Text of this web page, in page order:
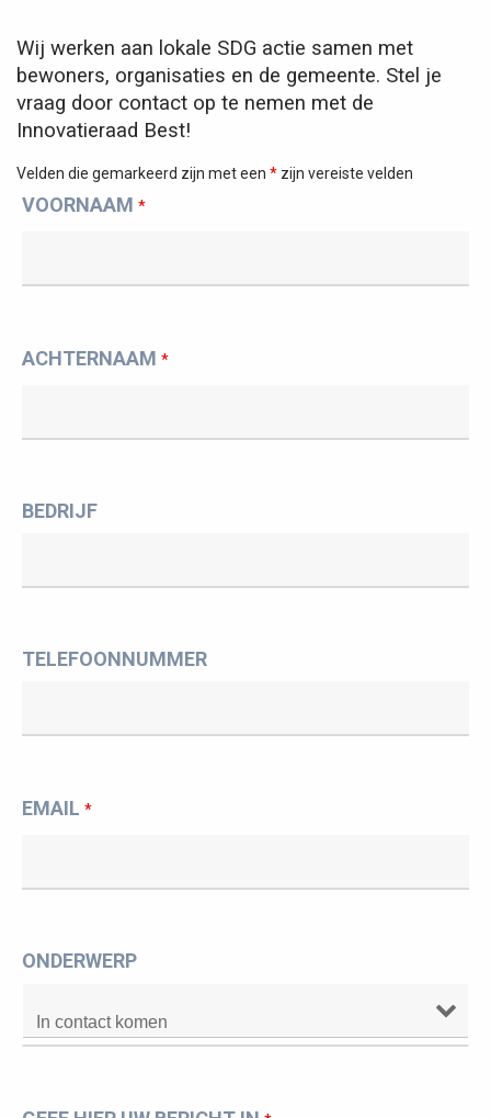
Wij werken aan lokale SDG actie samen met
bewoners, organisaties en de gemeente. Stel je
vraag door contact op te nemen met de
Innovatieraad Best!
Velden die gemarkeerd zijn met een * zijn vereiste velden
VOORNAAM *
ACHTERNAAM *
BEDRIJF
TELEFOONNUMMER
EMAIL *
ONDERWERP